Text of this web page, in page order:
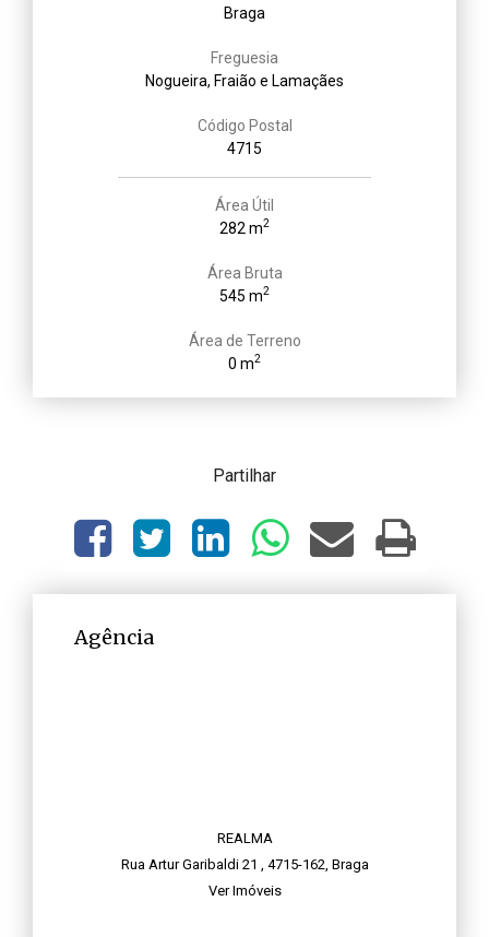
Braga
Freguesia
Nogueira, Fraião e Lamaçães
Código Postal
4715
Área Útil
282 m2
Área Bruta
545 m2
Área de Terreno
0 m2
Partilhar
Agência
REALMA
Rua Artur Garibaldi 21 , 4715-162, Braga
Ver Imóveis